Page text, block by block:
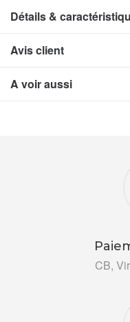
Détails &
Avis client
A voir aussi
CB,